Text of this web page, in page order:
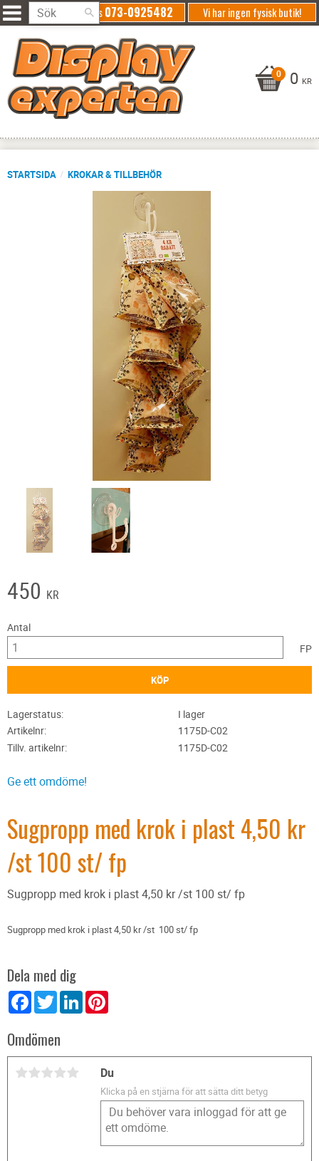
Vi har ingen fysisk butik!
Ring oss073-0925482
0 KR
STARTSIDA KROKAR & TILLBEHÖR
450 KR
Antal
FP
KÖP
Lagerstatus
I lager
Artikelnr
1175D-C02
Tillv. artikelnr
1175D-C02
Ge ett omdöme!
Sugpropp med krok i plast 4,50 kr
/st 100 st/ fp
Sugpropp med krok i plast 4,50 kr /st 100 st/ fp
Sugpropp med krok i plast 4,50 kr /st 100 st/ fp
Dela med dig
FacebookTwitter LinkedIn
Omdömen
Du
Klicka på en stjärna för att sätta ditt betyg